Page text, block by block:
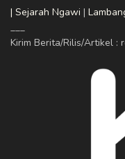
| Sejarah Ngawi |
___
Kirim Berita/Rilis/Artikel :